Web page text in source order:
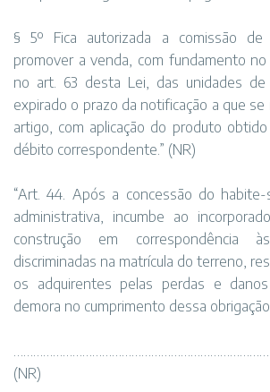
§ 5º Fica autorizada a comissão de
promover a venda, com fundamento
no art. 63 desta Lei, das unidades
expirado o prazo da notificação a que
artigo, com aplicação do produto
débito correspondente.” (NR)
“Art. 44. Após a concessão do
administrativa, incumbe ao
construção em correspondência
discriminadas na matrícula do terreno,
os adquirentes pelas perdas e
demora no cumprimento dessa
(NR)